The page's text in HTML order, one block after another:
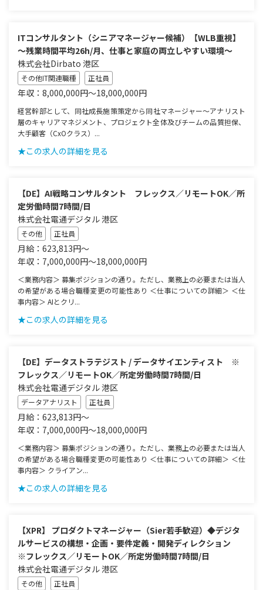
ITコンサルタント（シニアマネージャー候補）【WLB重視】
～残業時間平均26h/月、仕事と家庭の両立しやすい環境～
株式会社Dirbato 港区
その他IT関連職種 正社員
年収：8,000,000円～18,000,000円
経営幹部として、同社成長施策策定から同社マネージャー～アナリスト
層のキャリアマネジメント、プロジェクト全体及びチームの品質担保、
大手顧客（CxOクラス）...
★この求人の詳細を見る
【DE】AI戦略コンサルタント フレックス／リモートOK／所
定労働時間7時間/日
株式会社電通デジタル 港区
その他 正社員
月給：623,813円～
年収：7,000,000円～18,000,000円
＜業務内容＞ 募集ポジションの通り。ただし、業務上の必要または当人
の希望がある場合職種変更の可能性あり ＜仕事についての詳細＞ ＜仕
事内容＞ AIとクリ...
★この求人の詳細を見る
【DE】データストラテジスト / データサイエンティスト ※
フレックス／リモートOK／所定労働時間7時間/日
株式会社電通デジタル 港区
データアナリスト 正社員
月給：623,813円～
年収：7,000,000円～18,000,000円
＜業務内容＞ 募集ポジションの通り。ただし、業務上の必要または当人
の希望がある場合職種変更の可能性あり ＜仕事についての詳細＞ ＜仕
事内容＞ クライアン...
★この求人の詳細を見る
【XPR】 プロダクトマネージャー（Sier若手歓迎）◆デジタ
ルサービスの構想・企画・要件定義・開発ディレクション
※フレックス／リモートOK／所定労働時間7時間/日
株式会社電通デジタル 港区
その他 正社員